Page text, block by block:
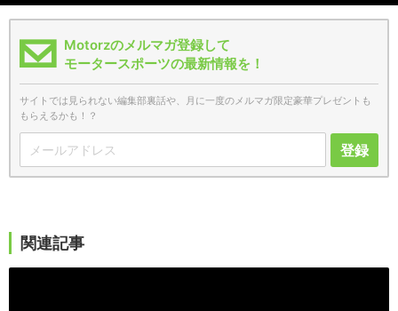
Motorzのメルマガ登録して
モータースポーツの最新情報を！
サイトでは見られない編集部裏話や、月に一度のメルマガ限定豪華プレゼントも
もらえるかも！？
登録
関連記事